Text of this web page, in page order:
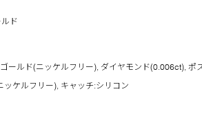
ド
ールド(ニッケルフリー), ダイヤモンド(0.006ct), ポ
ッケルフリー), キャッチ:シリコン